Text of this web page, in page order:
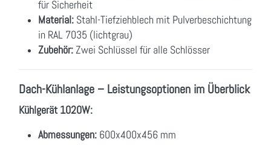
für Sicherheit
Material: Stahl-Tiefziehblech mit Pulverbeschichtung
in RAL 7035 (lichtgrau)
Zubehör:Zwei Schlüssel für alle Schlösser
Dach-Kühlanlage – Leistungsoptionen im Überblick
Kühlgerät 1020W:
Abmessungen: 600x400x456 mm